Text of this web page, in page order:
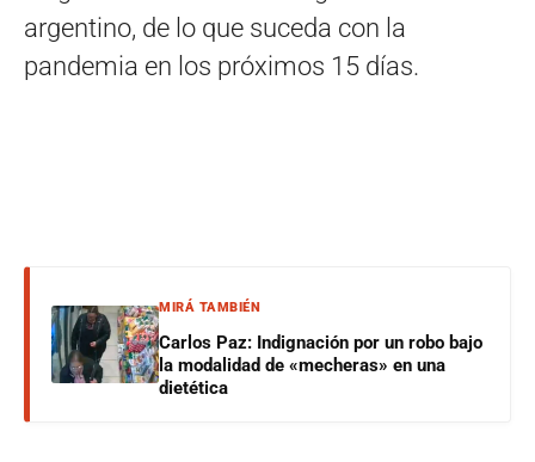
argentino, de lo que suceda con la
pandemia en los próximos 15 días.
MIRÁ TAMBIÉN
Carlos Paz: Indignación por un robo bajo
la modalidad de «mecheras» en una
dietética